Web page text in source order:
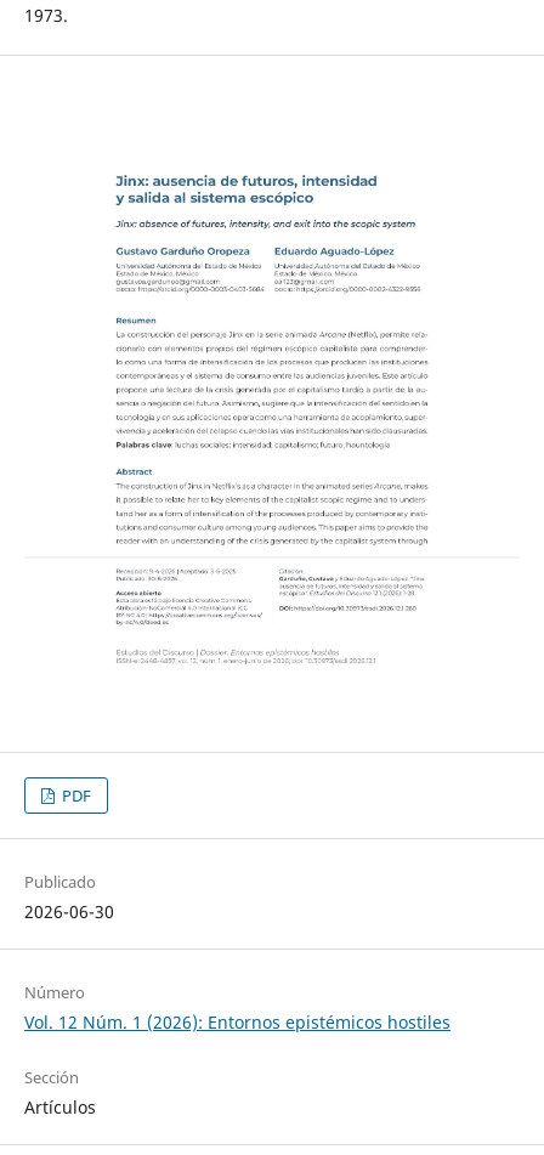
1973.
PDF
Publicado
2026-06-30
Número
Vol. 12 Núm. 1 (2026): Entornos epistémicos hostiles
Sección
Artículos